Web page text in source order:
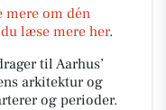
mere om dén
læse mere her.
til Aarhus’
arkitektur og
og perioder.